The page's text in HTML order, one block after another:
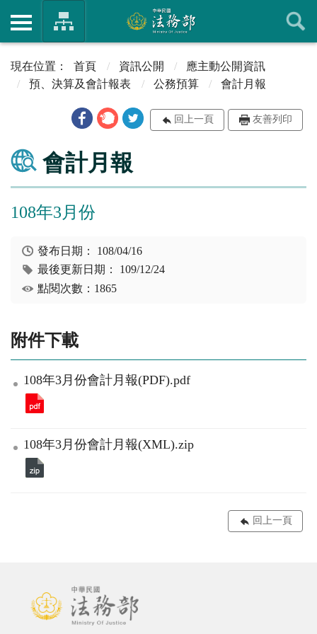
首頁 資訊公開
應主動公開資訊
預、決算及會計報表
公務預算 會計月報
回上一頁 友善列印
會計月報
108年3月份
發布日期： 108/04/16
最後更新日期： 109/12/24
點閱次數：1865
附件下載
108年3月份會計月報(PDF).pdf
108年3月份會計月報(XML).zip
回上一頁